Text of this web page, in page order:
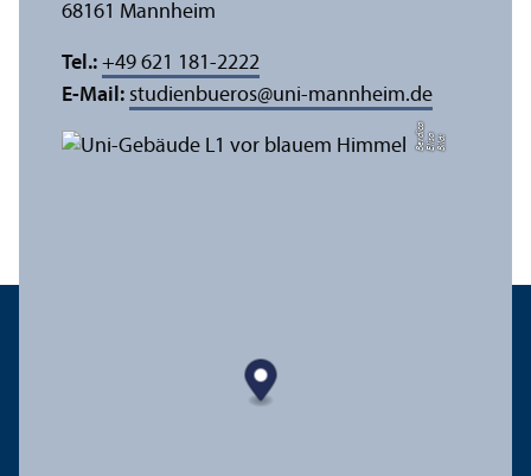
Bil
d:
Eli
s
a
B
e
r
dic
a
68161 Mannheim
Tel.: +49 621 181-2222
E-Mail: studienbueros@uni-mannheim.de